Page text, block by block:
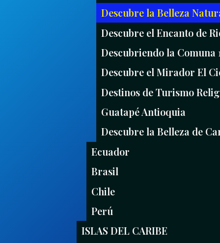
Descubre la Belleza
Descubre el Encanto de
Descubriendo la
Descubre el Mirador El
Destinos de Turismo
Guatapé Antioquia
Descubre la Belleza de
Ecuador
Brasil
Chile
Perú
ISLAS DEL CARIBE